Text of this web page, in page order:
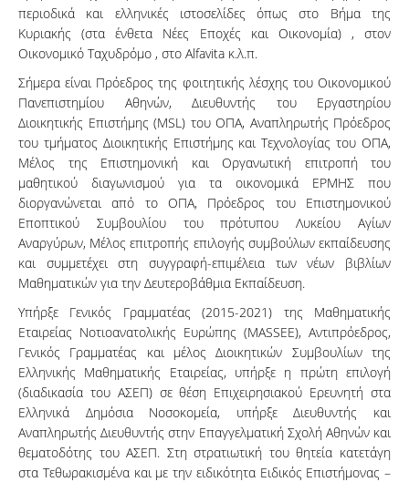
περιοδικά και ελληνικές ιστοσελίδες όπως στο Βήμα της
Κυριακής (στα ένθετα Νέες Εποχές και Οικονομία) , στον
Οικονομικό Ταχυδρόμο , στο Alfavita κ.λ.π.
Σήμερα είναι Πρόεδρος της φοιτητικής λέσχης του Οικονομικού
Πανεπιστημίου Αθηνών, Διευθυντής του Εργαστηρίου
Διοικητικής Επιστήμης (MSL) του ΟΠΑ, Αναπληρωτής Πρόεδρος
του τμήματος Διοικητικής Επιστήμης και Τεχνολογίας του ΟΠΑ,
Μέλος της Επιστημονική και Οργανωτική επιτροπή του
μαθητικού διαγωνισμού για τα οικονομικά ΕΡΜΗΣ που
διοργανώνεται από το ΟΠΑ, Πρόεδρος του Επιστημονικού
Εποπτικού Συμβουλίου του πρότυπου Λυκείου Αγίων
Αναργύρων, Μέλος επιτροπής επιλογής συμβούλων εκπαίδευσης
και συμμετέχει στη συγγραφή-επιμέλεια των νέων βιβλίων
Μαθηματικών για την Δευτεροβάθμια Εκπαίδευση.
Υπήρξε Γενικός Γραμματέας (2015-2021) της Μαθηματικής
Εταιρείας Νοτιοανατολικής Ευρώπης (MASSEE), Αντιπρόεδρος,
Γενικός Γραμματέας και μέλος Διοικητικών Συμβουλίων της
Ελληνικής Μαθηματικής Εταιρείας, υπήρξε η πρώτη επιλογή
(διαδικασία του ΑΣΕΠ) σε θέση Επιχειρησιακού Ερευνητή στα
Ελληνικά Δημόσια Νοσοκομεία, υπήρξε Διευθυντής και
Αναπληρωτής Διευθυντής στην Επαγγελματική Σχολή Αθηνών και
θεματοδότης του ΑΣΕΠ. Στη στρατιωτική του θητεία κατετάγη
στα Τεθωρακισμένα και με την ειδικότητα Ειδικός Επιστήμονας –